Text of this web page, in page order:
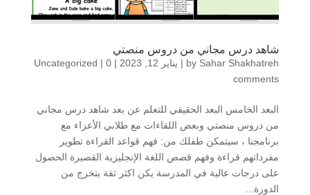
شاهد درس مجاني من دروس منصتي
by Sahar Shakhatreh
| يناير 12, 2023 |
Uncategorized |0
comments
البعد الخامس البعد الحقيقي للتعلم عن بعد شاهد درس مجاني
من دروس منصتي وبعض اللقاءات مع طلابي الأعزاء مع
برنامجنا ، سيتمكن طفلك من: فهم قواعد القراءة تطوير
مفرداتهم قراءة وفهم قصص اللغة الإنجليزية القصيرة الحصول
على درجات عالية في المدرسة يكن اكثر ثقة يتخرج من
الدورة...